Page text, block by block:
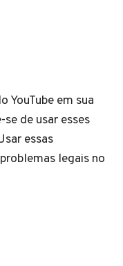
em sua
de usar esses
essas
legais no